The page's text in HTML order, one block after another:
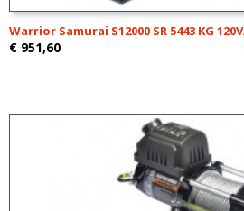
Warrior Samurai S12000 SR 5443 KG
€ 951,60